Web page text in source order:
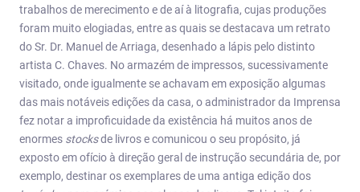
trabalhos de merecimento e de aí à litografia, cujas produções
foram muito elogiadas, entre as quais se destacava um retrato
do Sr. Dr. Manuel de Arriaga, desenhado a lápis pelo distinto
artista C. Chaves. No armazém de impressos, sucessivamente
visitado, onde igualmente se achavam em exposição algumas
das mais notáveis edições da casa, o administrador da Imprensa
fez notar a improficuidade da existência há muitos anos de
enormes stocksde livros e comunicou o seu propósito, já
exposto em ofício à direção geral de instrução secundária de, por
exemplo, destinar os exemplares de uma antiga edição dos